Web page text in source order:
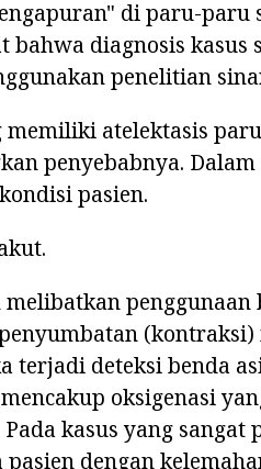
di paru-
bahwa diagnosis
penelitian
memiliki atelektasis
penyebabnya.
pasien.
melibatkan
terjadi deteksi benda
oksigenasi
kasus yang
pasien dengan